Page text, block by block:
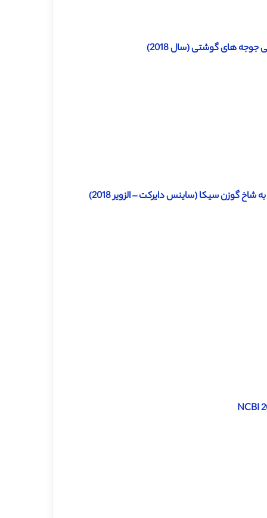
جوجه های گوشتی (سال 2018)
شاخ گوزن سیکا (ساینس دایرکت – الزویر 2018)